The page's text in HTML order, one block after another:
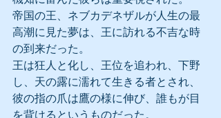
帝国の王、ネブカデネザルが人生の最
高潮に見た夢は、王に訪れる不吉な時
の到来だった。
王は狂人と化し、王位を追われ、下野
し、天の露に濡れて生きる者とされ、
彼の指の爪は鷹の様に伸び、誰もが目
を背けるというものだった。